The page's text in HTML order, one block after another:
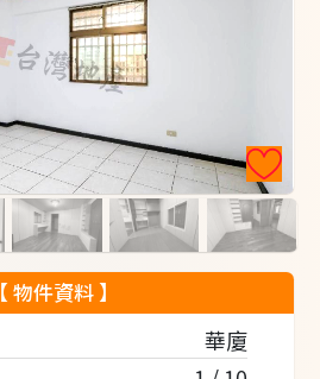
【 物件資料 】
華廈